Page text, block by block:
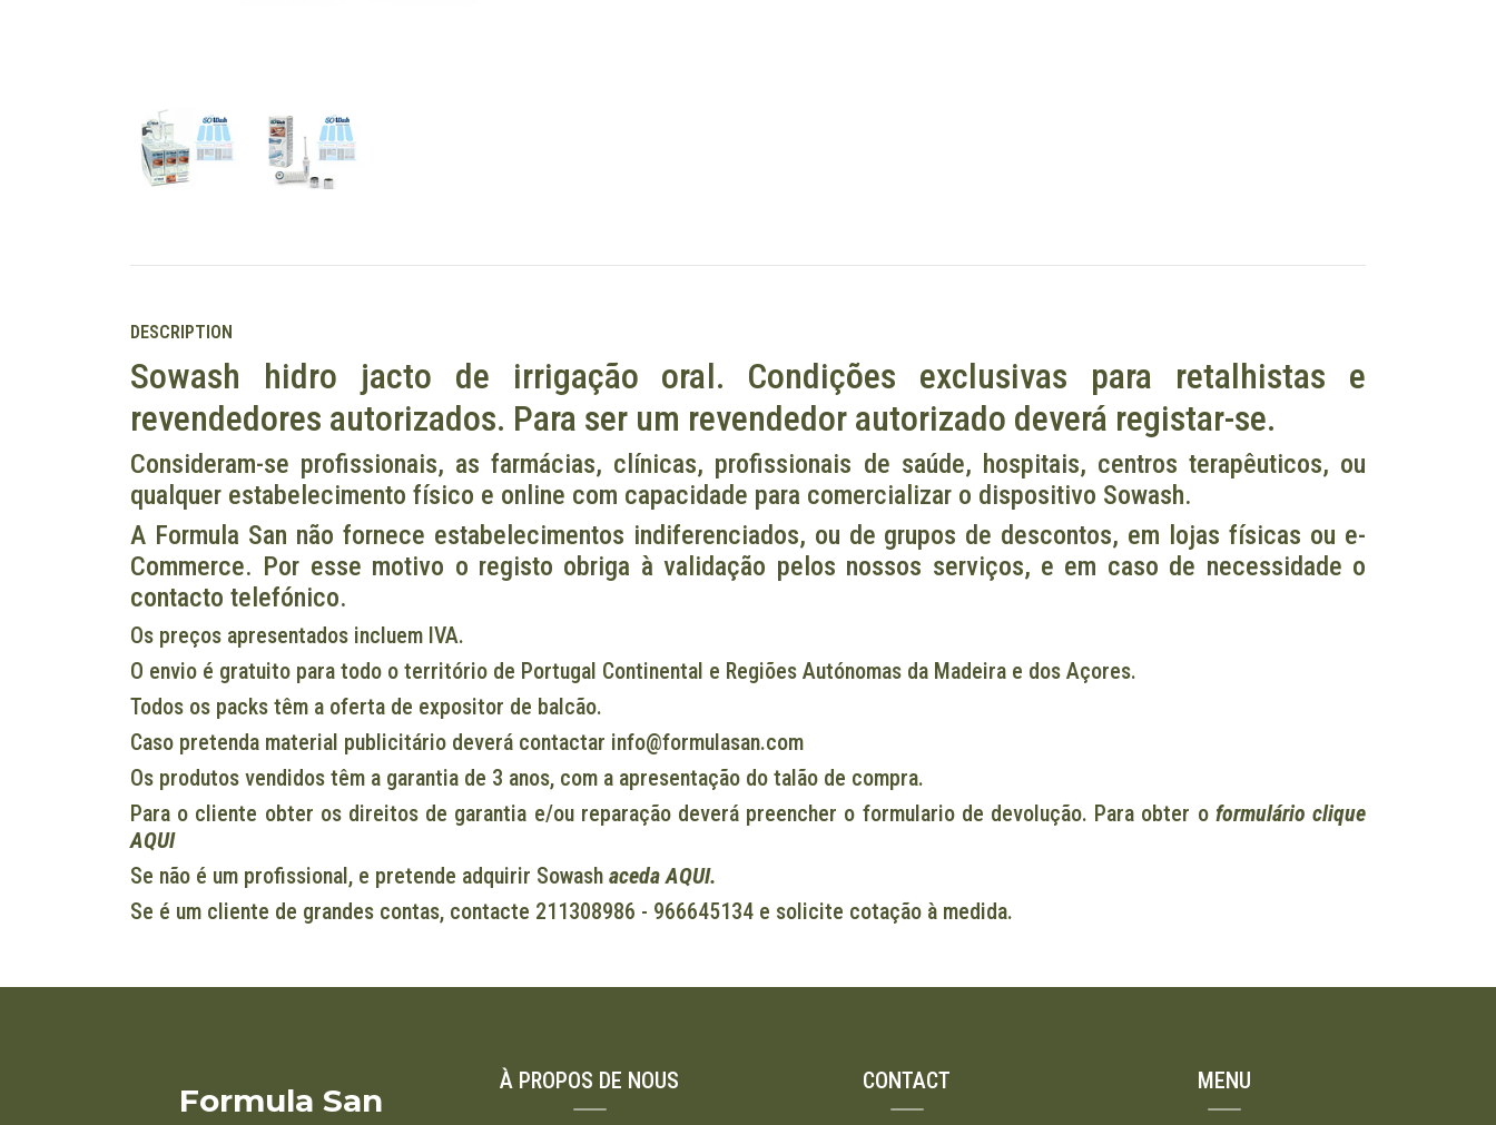
DESCRIPTION
Sowash hidro jacto de irrigação oral. Condições exclusivas para retalhistas e
revendedores autorizados. Para ser um revendedor autorizado deverá registar-se.
Consideram-se profissionais, as farmácias, clínicas, profissionais de saúde, hospitais, centros terapêuticos, ou
qualquer estabelecimento físico e online com capacidade para comercializar o dispositivo Sowash.
A Formula San não fornece estabelecimentos indiferenciados, ou de grupos de descontos, em lojas físicas ou e-
Commerce. Por esse motivo o registo obriga à validação pelos nossos serviços, e em caso de necessidade o
contacto telefónico.
Os preços apresentados incluem IVA.
O envio é gratuito para todo o território de Portugal Continental e Regiões Autónomas da Madeira e dos Açores.
Todos os packs têm a oferta de expositor de balcão.
Caso pretenda material publicitário deverá contactar info@formulasan.com
Os produtos vendidos têm a garantia de 3 anos, com a apresentação do talão de compra.
Para o cliente obter os direitos de garantia e/ou reparação deverá preencher o formulario de devolução. Para obter o formulário clique
AQUI
Se não é um profissional, e pretende adquirir Sowash aceda AQUI.
Se é um cliente de grandes contas, contacte 211308986 - 966645134 e solicite cotação à medida.
Formula San
À PROPOS DE NOUS CONTACT MENU